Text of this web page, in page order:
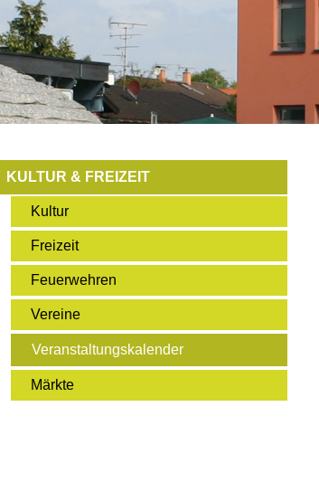
KULTUR & FREIZEIT
Kultur
Freizeit
Feuerwehren
Vereine
Veranstaltungskalender
Märkte